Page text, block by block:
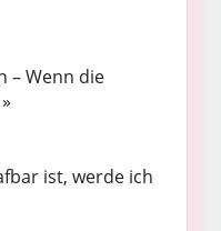
– Wenn die
ist, werde ich